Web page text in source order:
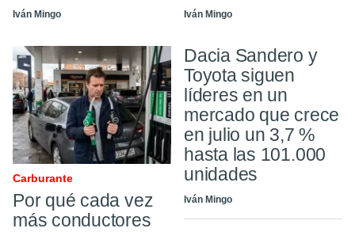
Iván Mingo Iván Mingo
Carburante
Por qué cada vez
más conductores
Dacia Sandero y
Toyota siguen
líderes en un
mercado que crece
en julio un 3,7 %
hasta las 101.000
unidades
Iván Mingo